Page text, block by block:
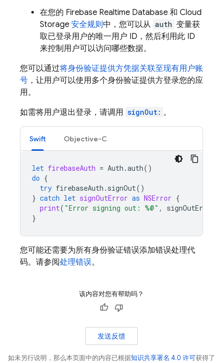
在您的 Firebase Realtime Database 和 Cloud
Storage 安全规则中，您可以从 auth 变量获
取已登录用户的唯一用户 ID，然后利用此 ID
来控制用户可以访问哪些数据。
您可以通过将身份验证提供方凭据关联至现有用户账
号 ，让用户可以使用多个身份验证提供方登录您的应
用。
如需将用户退出登录，请调用 signOut: 。
Swift Objective-C
let firebaseAuth = Auth .auth()
do {
try firebaseAuth . signOut()
} catch let signOutError as NSError {
print( "Error signing out: %@" , signOutError
}
您可能还需要为所有身份验证错误添加错误处理代
码。请参阅处理错误。
该内容对您有帮助吗？
发送反馈
如未另行说明，那么本页面中的内容已根据知识共享署名 4.0 许可获得了